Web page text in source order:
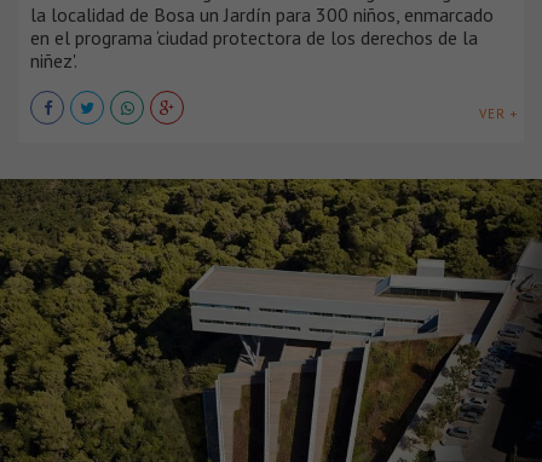
la localidad de Bosa un Jardín para 300 niños, enmarcado
en el programa ‘ciudad protectora de los derechos de la
niñez'.
VER +